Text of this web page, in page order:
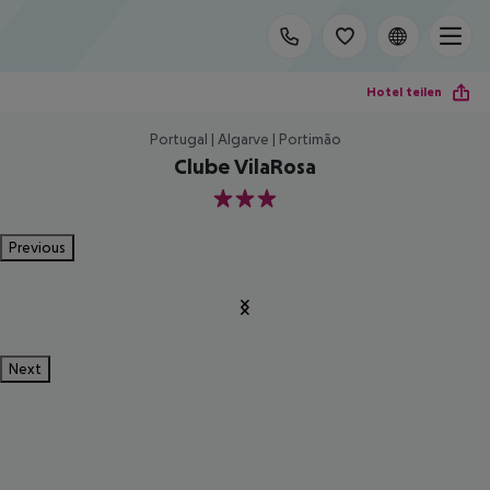
Hotel teilen
Portugal | Algarve | Portimão
Clube VilaRosa
3
Previous
Next